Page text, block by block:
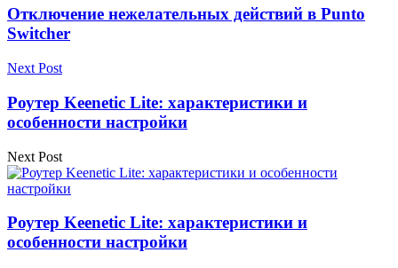
Отключение нежелательных действий в Punto
Switcher
Next Post
Роутер Keenetic Lite: характеристики и
особенности настройки
Next Post
Роутер Keenetic Lite: характеристики и
особенности настройки